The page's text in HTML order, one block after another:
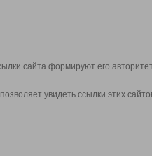
сайта формируют его
увидеть ссылки этих